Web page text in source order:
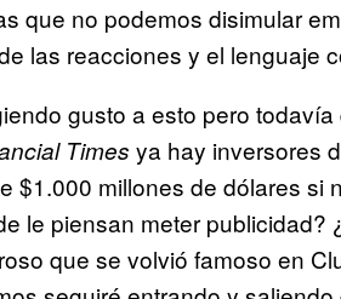
que no podemos disimular
las reacciones y el lenguaje
gusto a esto pero
Times ya hay inversores
$1.000 millones de dólares si
le piensan meter publicidad?
que se volvió famoso en